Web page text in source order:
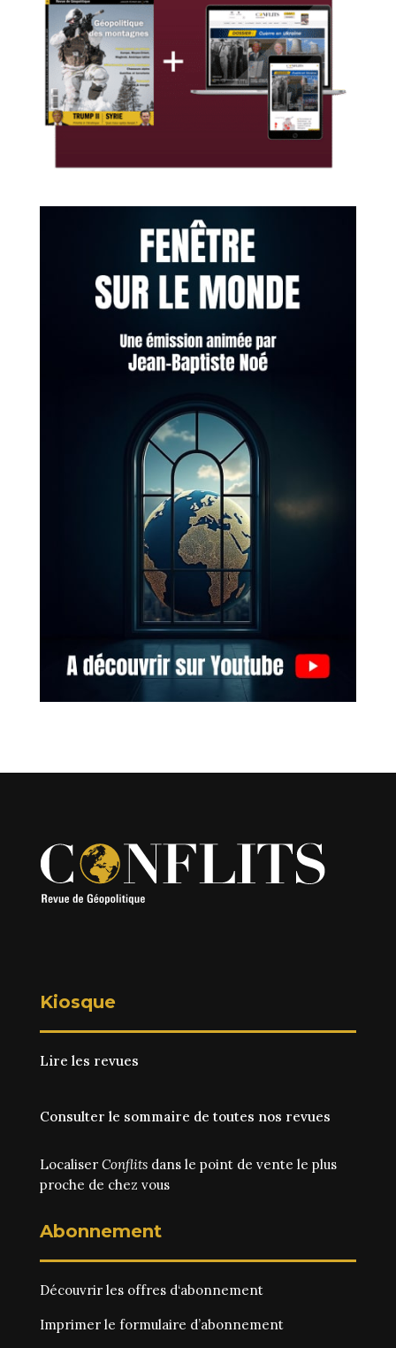
Kiosque
Lire les revues
Consulter le sommaire de toutes nos revues
Localiser Conflitsdans le point de vente le plus
proche de chez vous
Abonnement
Découvrir les offres d‘abonnement
Imprimer le formulaire d’abonnement